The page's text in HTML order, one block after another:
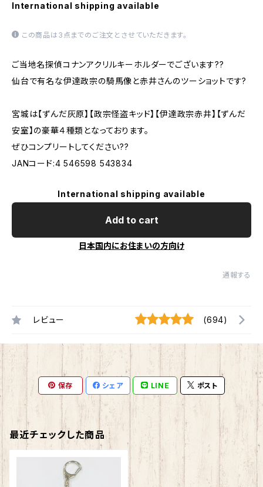
International shipping available
この商品は3点までのご注文とさせていただきます。
ご当地名探偵コナンアクリルキーホルダーでございます??
仙台で有名な伊達政宗の騎馬像と赤井さんのツーショットです?
宮城は【ずんだ灰原】【政宗怪盗キッド】【伊達政宗赤井】【ずんだ
安室】の豪華４種類となっております。
ぜひコンプリートしてください??
JANコード:4 546598 543834
International shipping available
Add to cart
日本国内にお住まいの方向け
通報する
レビュー (694)
保存 シェア LINE ポスト
最近チェックした商品